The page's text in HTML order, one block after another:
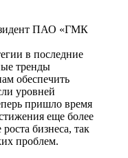
ПАО «ГМК
в последние
тренды
обеспечить
уровней
пришло время
еще более
бизнеса, так
проблем.